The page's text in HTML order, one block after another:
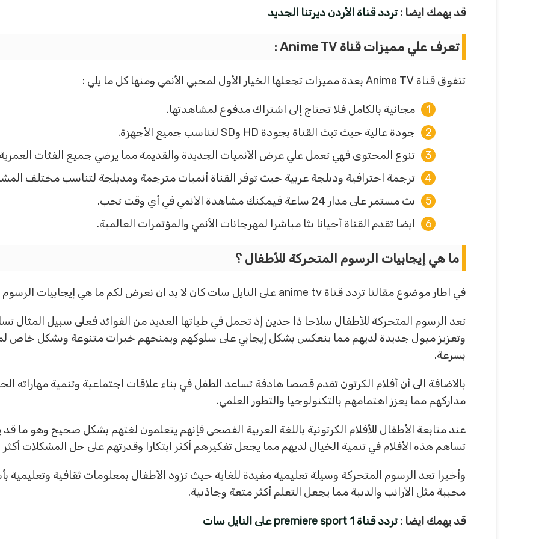
قد يهمك ايضا : تردد قناة الأردن ديرتنا الجديد
تعرف علي مميزات قناة Anime TV :
تتفوق قناة Anime TV بعدة مميزات تجعلها الخيار الأول لمحبي الأنمي ومنها كل ما يلي :
مجانية بالكامل فلا تحتاج إلى اشتراك مدفوع لمشاهدتها.
جودة عالية حيث تبث القناة بجودة HD وSD لتناسب جميع الأجهزة.
تنوع المحتوى فهي تعمل علي عرض الأنميات الجديدة والقديمة مما يرضي جميع الفئات
ترجمة احترافية ودبلجة عربية حيث توفر القناة أنميات مترجمة ومدبلجة لتناسب مختلف
بث مستمر على مدار 24 ساعة فيمكنك مشاهدة الأنمي في أي وقت تحب.
ايضا تقدم القناة أحيانا بثا مباشرا لمهرجانات الأنمي والمؤتمرات العالمية.
ما هي إيجابيات الرسوم المتحركة للأطفال ؟
في اطار موضوع مقالنا تردد قناة anime tv على النايل سات كان لا بد ان نعرض لكم ما هي إيجابيات الرسوم المتحركة للأطفال ؟ ويتضح لنا ذلك في الاتي :
تعد الرسوم المتحركة للأطفال سلاحا ذا حدين إذ تحمل في طياتها العديد من الفوائد فعلى سبيل المثال
وتعزيز ميول جديدة لديهم مما ينعكس بشكل إيجابي على سلوكهم ويمنحهم خبرات متنوعة وبشكل خاص
بسرعة.
بالاضافة الى أن أفلام الكرتون تقدم قصصا هادفة تساعد الطفل في بناء علاقات اجتماعية وتنمية مهاراته
مداركهم مما يعزز اهتمامهم بالتكنولوجيا والتطور العلمي.
عند متابعة الأطفال للأفلام الكرتونية باللغة العربية الفصحى فإنهم يتعلمون لغتهم بشكل صحيح وهو ما
تساهم هذه الأفلام في تنمية الخيال لديهم مما يجعل تفكيرهم أكثر ابتكارا وقدرتهم على حل المشكلات
وأخيرا تعد الرسوم المتحركة وسيلة تعليمية مفيدة للغاية حيث تزود الأطفال بمعلومات ثقافية
محببة مثل الأرانب والدببة مما يجعل التعلم أكثر متعة وجاذبية.
قد يهمك ايضا : تردد قناة premiere sport 1 على النايل سات